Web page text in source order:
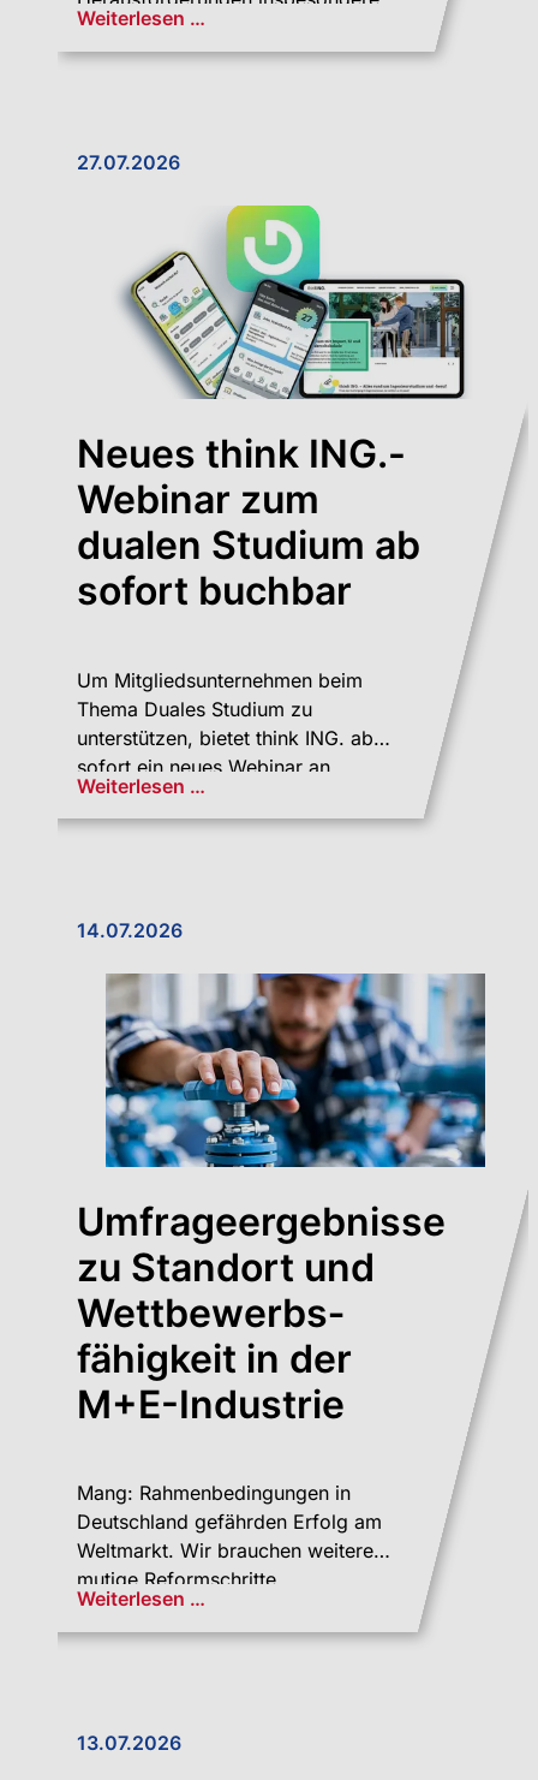
beim Arbeits- und Sozialverhalten
Weiterlesen …
27.07.2026
Neues think ING.-
Webinar zum
dualen Studium ab
sofort buchbar
Um Mitgliedsunternehmen beim
Thema Duales Studium zu
unterstützen, bietet think ING. ab
sofort ein neues Webinar an.
Weiterlesen …
14.07.2026
Umfrageergebnisse
zu Standort und
Wett­bewerbs­
fähigkeit in der
M+E-Industrie
Mang: Rahmenbedingungen in
Deutschland gefährden Erfolg am
Weltmarkt. Wir brauchen weitere
mutige Reformschritte
Weiterlesen …
13.07.2026